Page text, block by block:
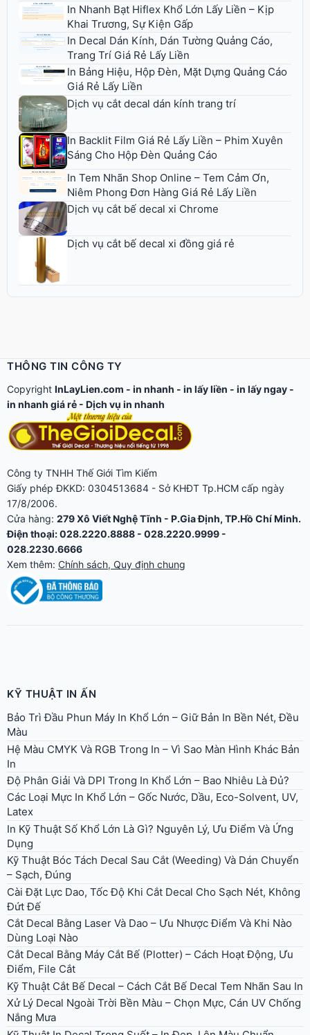
In Nhanh Bạt Hiflex Khổ Lớn Lấy Liền – Kịp
Khai Trương, Sự Kiện Gấp
In Decal Dán Kính, Dán Tường Quảng Cáo,
Trang Trí Giá Rẻ Lấy Liền
In Bảng Hiệu, Hộp Đèn, Mặt Dựng Quảng Cáo
Giá Rẻ Lấy Liền
Dịch vụ cắt decal dán kính trang trí
In Backlit Film Giá Rẻ Lấy Liền – Phim Xuyên
Sáng Cho Hộp Đèn Quảng Cáo
In Tem Nhãn Shop Online – Tem Cảm Ơn,
Niêm Phong Đơn Hàng Giá Rẻ Lấy Liền
Dịch vụ cắt bế decal xi Chrome
Dịch vụ cắt bế decal xi đồng giá rẻ
THÔNG TIN CÔNG TY
Copyright InLayLien.com - in nhanh - in lấy liền - in lấy ngay -
in nhanh giá rẻ - Dịch vụ in nhanh
Công ty TNHH Thế Giới Tìm Kiếm
Giấy phép ĐKKD: 0304513684 - Sở KHĐT Tp.HCM cấp ngày
17/8/2006.
Cửa hàng: 279 Xô Viết Nghệ Tĩnh - P.Gia Định, TP.Hồ Chí Minh.
Điện thoại: 028.2220.8888 - 028.2220.9999 -
028.2230.6666
Xem thêm: Chính sách, Quy định chung
KỸ THUẬT IN ẤN
Bảo Trì Đầu Phun Máy In Khổ Lớn – Giữ Bản In Bền Nét, Đều
Màu
Hệ Màu CMYK Và RGB Trong In – Vì Sao Màn Hình Khác Bản
In
Độ Phân Giải Và DPI Trong In Khổ Lớn – Bao Nhiêu Là Đủ?
Các Loại Mực In Khổ Lớn – Gốc Nước, Dầu, Eco-Solvent, UV,
Latex
In Kỹ Thuật Số Khổ Lớn Là Gì? Nguyên Lý, Ưu Điểm Và Ứng
Dụng
Kỹ Thuật Bóc Tách Decal Sau Cắt (Weeding) Và Dán Chuyển
– Sạch, Đúng
Cài Đặt Lực Dao, Tốc Độ Khi Cắt Decal Cho Sạch Nét, Không
Đứt Đế
Cắt Decal Bằng Laser Và Dao – Ưu Nhược Điểm Và Khi Nào
Dùng Loại Nào
Cắt Decal Bằng Máy Cắt Bế (Plotter) – Cách Hoạt Động, Ưu
Điểm, File Cắt
Kỹ Thuật Cắt Bế Decal – Cách Cắt Bế Decal Tem Nhãn Sau In
Xử Lý Decal Ngoài Trời Bền Màu – Chọn Mực, Cán UV Chống
Nắng Mưa